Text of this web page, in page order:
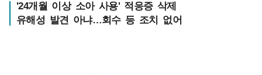
'24개월 이상 소아 사용' 적응증 삭제
유해성 발견 아냐…회수 등 조치 없어